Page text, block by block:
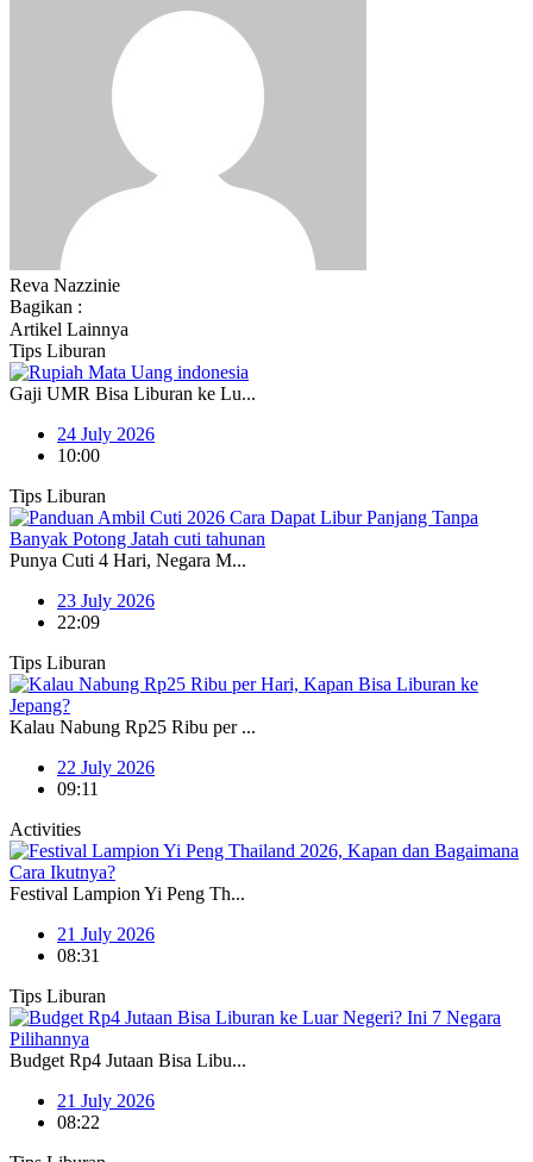
Reva Nazzinie
Bagikan :
Artikel Lainnya
Tips Liburan
Gaji UMR Bisa Liburan ke Lu...
24 July 2026
10:00
Tips Liburan
Punya Cuti 4 Hari, Negara M...
23 July 2026
22:09
Tips Liburan
Kalau Nabung Rp25 Ribu per ...
22 July 2026
09:11
Activities
Festival Lampion Yi Peng Th...
21 July 2026
08:31
Tips Liburan
Budget Rp4 Jutaan Bisa Libu...
21 July 2026
08:22